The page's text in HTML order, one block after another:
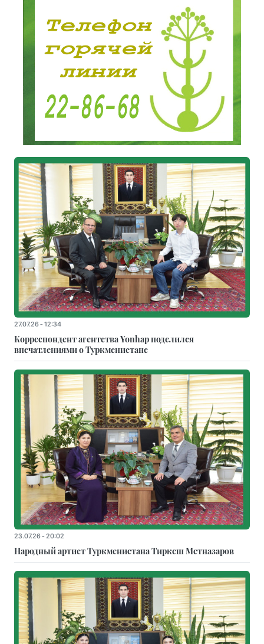
27.07.26 - 12:34
Корреспондент агентства Yonhap поделился
впечатлениями о Туркменистане
23.07.26 - 20:02
Народный артист Туркменистана Тиркеш Мeтназаров